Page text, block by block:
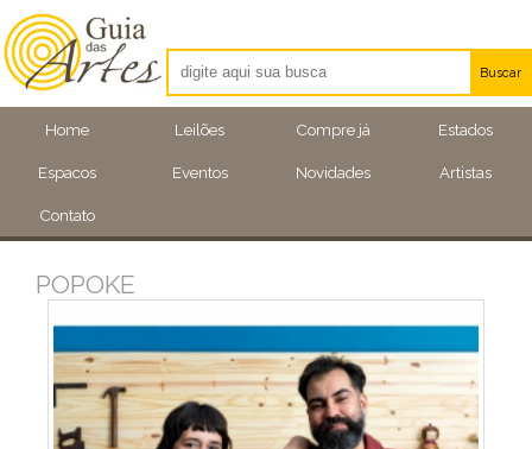
Home Leilões Compre já Estados
Espacos Eventos Novidades Artistas
Contato
Buscar
Artistas
Eventos
POPOKE